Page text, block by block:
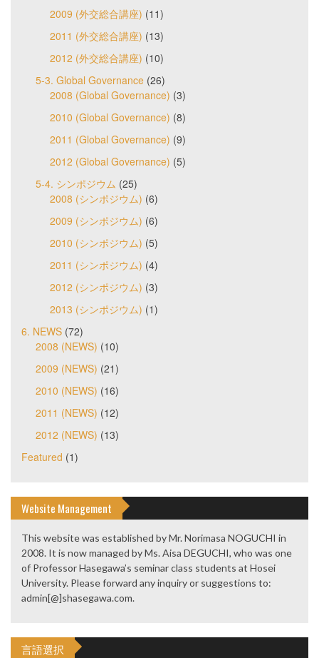
2009 (外交総合講座) (11)
2011 (外交総合講座) (13)
2012 (外交総合講座) (10)
5-3. Global Governance (26)
2008 (Global Governance) (3)
2010 (Global Governance) (8)
2011 (Global Governance) (9)
2012 (Global Governance) (5)
5-4. シンポジウム (25)
2008 (シンポジウム) (6)
2009 (シンポジウム) (6)
2010 (シンポジウム) (5)
2011 (シンポジウム) (4)
2012 (シンポジウム) (3)
2013 (シンポジウム) (1)
6. NEWS (72)
2008 (NEWS) (10)
2009 (NEWS) (21)
2010 (NEWS) (16)
2011 (NEWS) (12)
2012 (NEWS) (13)
Featured (1)
Website Management
This website was established by Mr. Norimasa NOGUCHI in
2008. It is now managed by Ms. Aisa DEGUCHI, who was one
of Professor Hasegawa’s seminar class students at Hosei
University. Please forward any inquiry or suggestions to:
admin[@]shasegawa.com.
言語選択